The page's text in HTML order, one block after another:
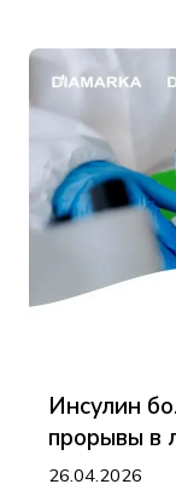
Инсулин
прорывы в
26.04.2026